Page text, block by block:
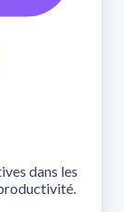
dans les